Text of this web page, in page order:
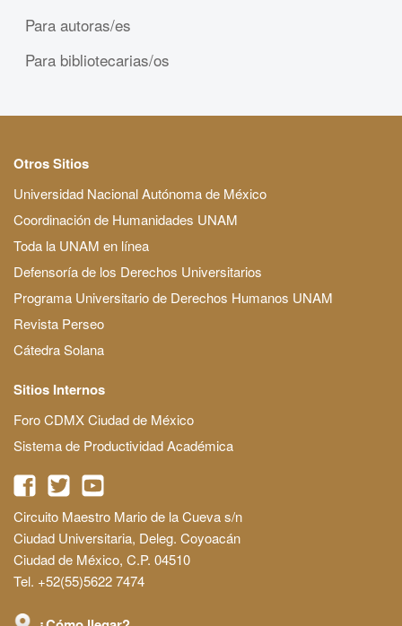
Para autoras/es
Para bibliotecarias/os
Otros Sitios
Universidad Nacional Autónoma de México
Coordinación de Humanidades UNAM
Toda la UNAM en línea
Defensoría de los Derechos Universitarios
Programa Universitario de Derechos Humanos UNAM
Revista Perseo
Cátedra Solana
Sitios Internos
Foro CDMX Ciudad de México
Sistema de Productividad Académica
Circuito Maestro Mario de la Cueva s/n
Ciudad Universitaria, Deleg. Coyoacán
Ciudad de México, C.P. 04510
Tel. +52(55)5622 7474